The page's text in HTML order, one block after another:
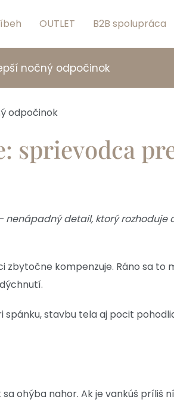
OUTLET B2B spolupráca
nočný odpočinok
sprievodca
detail, ktorý rozhoduje
zbytočne kompenzuje. Ráno sa to
stavbu tela aj pocit
ohýba nahor. Ak je vankúš príliš